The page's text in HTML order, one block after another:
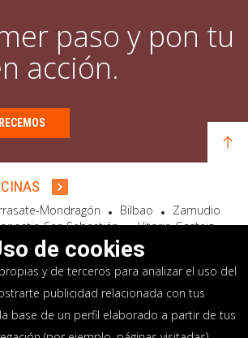
paso y pon tu
acción.
Mondragón Bilbao
Zamudio
San Sebastián
Vitoria-Gasteiz
El Astillero Bidart
SOCIAL
7 Arrasate-Mondragón
GIPUZKOA – SPAIN
de cookies
y de terceros para analizar el uso del
publicidad relacionada con tus
base de un perfil elaborado a partir de tus